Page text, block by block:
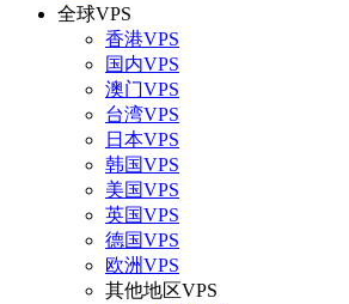
全球VPS
香港VPS
国内VPS
澳门VPS
台湾VPS
日本VPS
韩国VPS
美国VPS
英国VPS
德国VPS
欧洲VPS
其他地区VPS